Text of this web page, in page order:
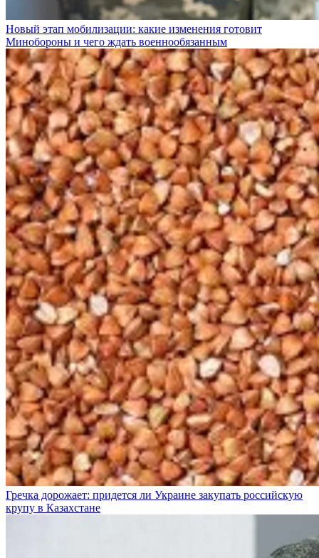
Новый этап мобилизации: какие изменения готовит
Минобороны и чего ждать военнообязанным
Гречка дорожает: придется ли Украине закупать российскую
крупу в Казахстане